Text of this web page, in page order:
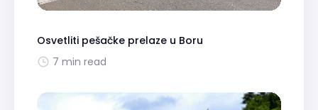
Osvetliti pešačke prelaze u Boru
7 min read